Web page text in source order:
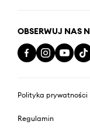
OBSERWUJ NAS
Polityka prywatności
Regulamin